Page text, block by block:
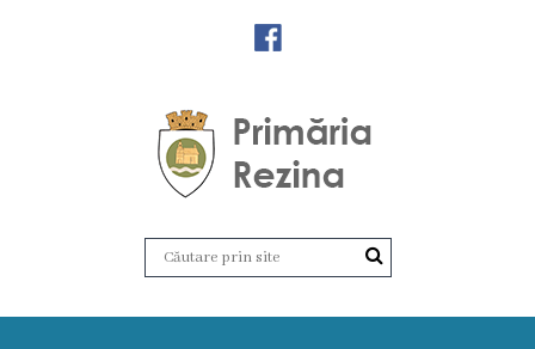
Amalgamare